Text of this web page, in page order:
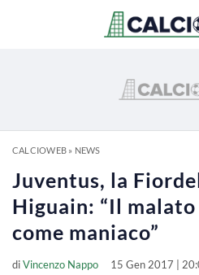
CALCIOWEB» NEWS
Juventus, la
Higuain: “Il
come maniaco”
diVincenzo Nappo 15 Gen 2017 |